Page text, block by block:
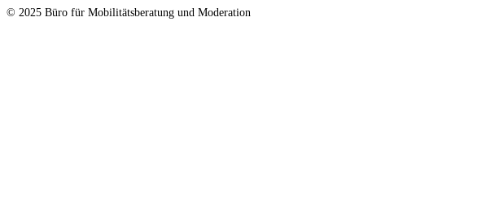
© 2025 Büro für Mobilitätsberatung und Moderation